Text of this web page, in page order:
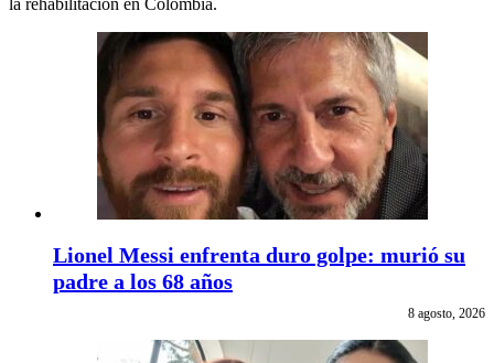
la rehabilitación en Colombia.
Lionel Messi enfrenta duro golpe: murió su
padre a los 68 años
8 agosto, 2026